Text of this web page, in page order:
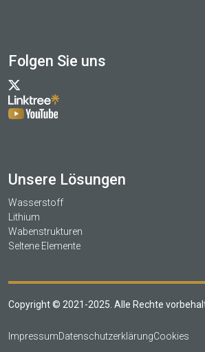
Folgen Sie uns
Unsere Lösungen
Wasserstoff
Lithium
Wabenstrukturen
Seltene Elemente
Copyright © 2021-2025. Alle Rechte
ImpressumDatenschutzerklärungCookies